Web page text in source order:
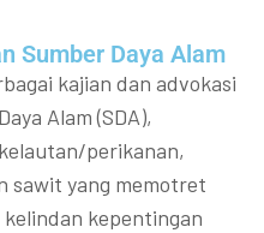
Sumber Daya Alam
kajian dan advokasi
Alam (SDA),
perikanan,
sawit yang memotret
kepentingan